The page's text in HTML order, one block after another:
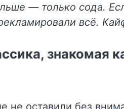
— только сода.
всё.
знакомая
не оставили без